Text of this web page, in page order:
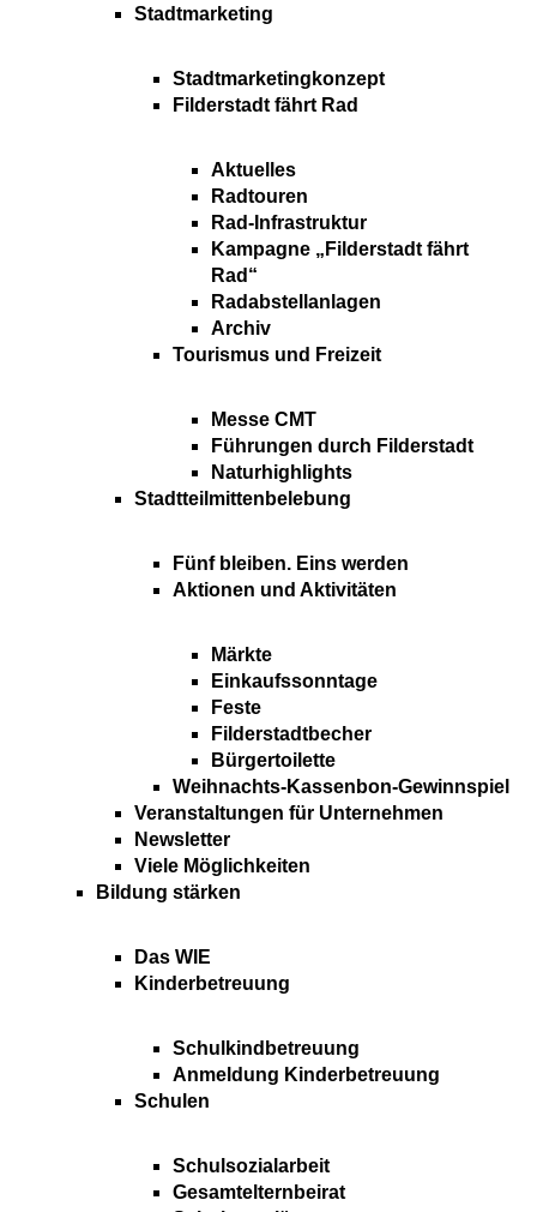
Stadtmarketing
Stadtmarketingkonzept
Filderstadt fährt Rad
Aktuelles
Radtouren
Rad-Infrastruktur
Kampagne „Filderstadt fährt
Rad“
Radabstellanlagen
Archiv
Tourismus und Freizeit
Messe CMT
Führungen durch Filderstadt
Naturhighlights
Stadtteilmittenbelebung
Fünf bleiben. Eins werden
Aktionen und Aktivitäten
Märkte
Einkaufssonntage
Feste
Filderstadtbecher
Bürgertoilette
Weihnachts-Kassenbon-Gewinnspiel
Veranstaltungen für Unternehmen
Newsletter
Viele Möglichkeiten
Bildung stärken
Das WIE
Kinderbetreuung
Schulkindbetreuung
Anmeldung Kinderbetreuung
Schulen
Schulsozialarbeit
Gesamtelternbeirat